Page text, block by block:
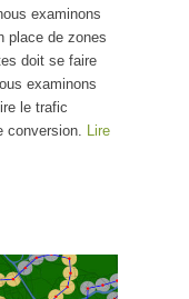
examinons
place de zones
doit se faire
examinons
le trafic
conversion. Lire